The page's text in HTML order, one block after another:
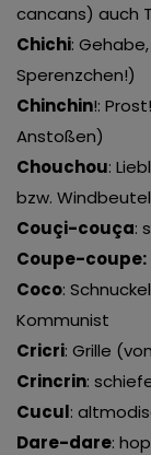
cancans) auch
Chichi:
Sperenzchen!)
Chinchin!:
Anstoßen)
Chouchou:
bzw.
Couçi-couça:
Coupe-coupe:
Coco:
Kommunist
Cricri: Grille
Crincrin:
Cucul:
Dare-dare: